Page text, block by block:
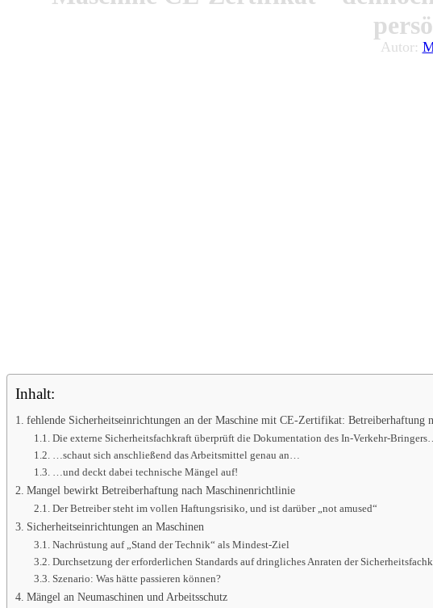
Autor:
Inhalt:
fehlende Sicherheitseinrichtungen an der Maschine mit CE-Zertifikat: Betreiberhaftung
Die externe Sicherheitsfachkraft überprüft die Dokumentation des In-Verkehr-
…schaut sich anschließend das Arbeitsmittel genau an…
…und deckt dabei technische Mängel auf!
Mangel bewirkt Betreiberhaftung nach Maschinenrichtlinie
Der Betreiber steht im vollen Haftungsrisiko, und ist darüber „not amused“
Sicherheitseinrichtungen an Maschinen
Nachrüstung auf „Stand der Technik“ als Mindest-Ziel
Durchsetzung der erforderlichen Standards auf dringliches Anraten der
Szenario: Was hätte passieren können?
Mängel an Neumaschinen und Arbeitsschutz